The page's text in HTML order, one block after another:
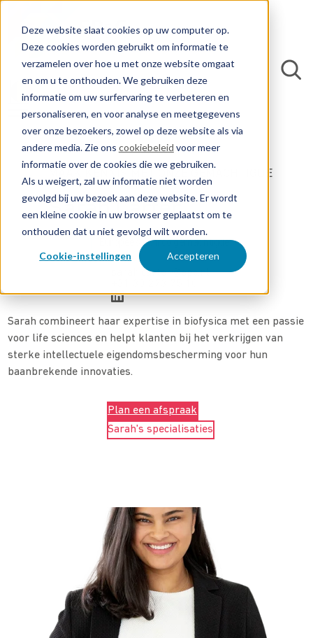
Deze website slaat cookies op uw computer op.
Deze cookies worden gebruikt om informatie te
verzamelen over hoe u met onze website omgaat
en om u te onthouden. We gebruiken deze
informatie om uw surfervaring te verbeteren en
personaliseren, en voor analyse en meetgegevens
over onze bezoekers, zowel op deze website als via
andere media. Zie ons cookiebeleid voor meer
informatie over de cookies die we gebruiken.
Als u weigert, zal uw informatie niet worden
gevolgd bij uw bezoek aan deze website. Er wordt
een kleine cookie in uw browser geplaatst om te
onthouden dat u niet gevolgd wilt worden.
Cookie-instellingen Accepteren
MAAK KENNIS MET ONZE GEMACHTIGDE
Sarah Carter
Europees Octrooigemachtigde
sarah.carter@epc.nl
Sarah combineert haar expertise in biofysica met een passie
voor life sciences en helpt klanten bij het verkrijgen van
sterke intellectuele eigendomsbescherming voor hun
baanbrekende innovaties.
Plan een afspraak
Sarah's specialisaties